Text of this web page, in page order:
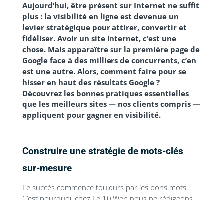
Aujourd’hui, être présent sur Internet ne suffit
plus : la visibilité en ligneest devenue un
levier stratégique pour attirer, convertir et
fidéliser. Avoir un site internet, c’est une
chose. Mais apparaître sur la première page de
Google face à des milliers de concurrents, c’en
est une autre. Alors, comment faire pour se
hisser en haut des résultats Google ?
Découvrez les bonnes pratiquesessentielles
que les meilleurs sites — nos clients compris —
appliquent pour gagner en visibilité.
Construire une stratégie de mots-clés
sur-mesure
Le succès commence toujours par les bons mots.